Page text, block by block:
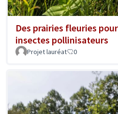
Des prairies fleuries
insectes pollinisateurs
Projet lauréat 0